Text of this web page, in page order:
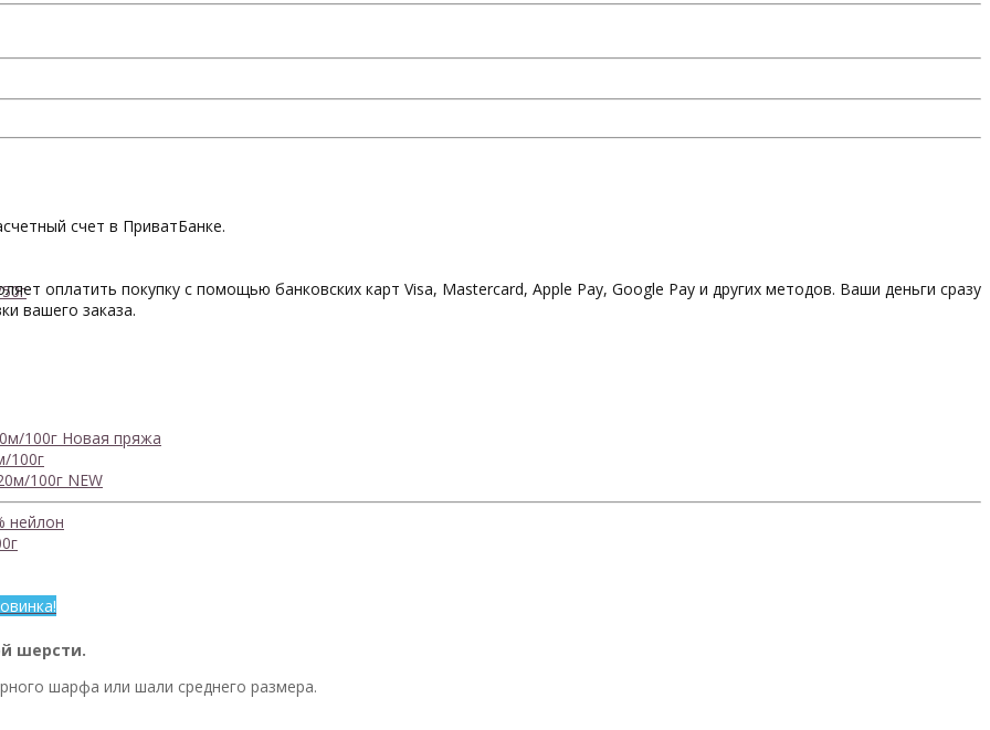
100г Новая пряжа
100г
100г NEW
нейлон
счет в ПриватБанке.
оплатить покупку с помощью банковских карт Visa, Mastercard, Apple Pay, Google Pay и других методов. Ваши деньги сразу
вашего заказа.
шерсти.
шарфа или шали среднего размера.